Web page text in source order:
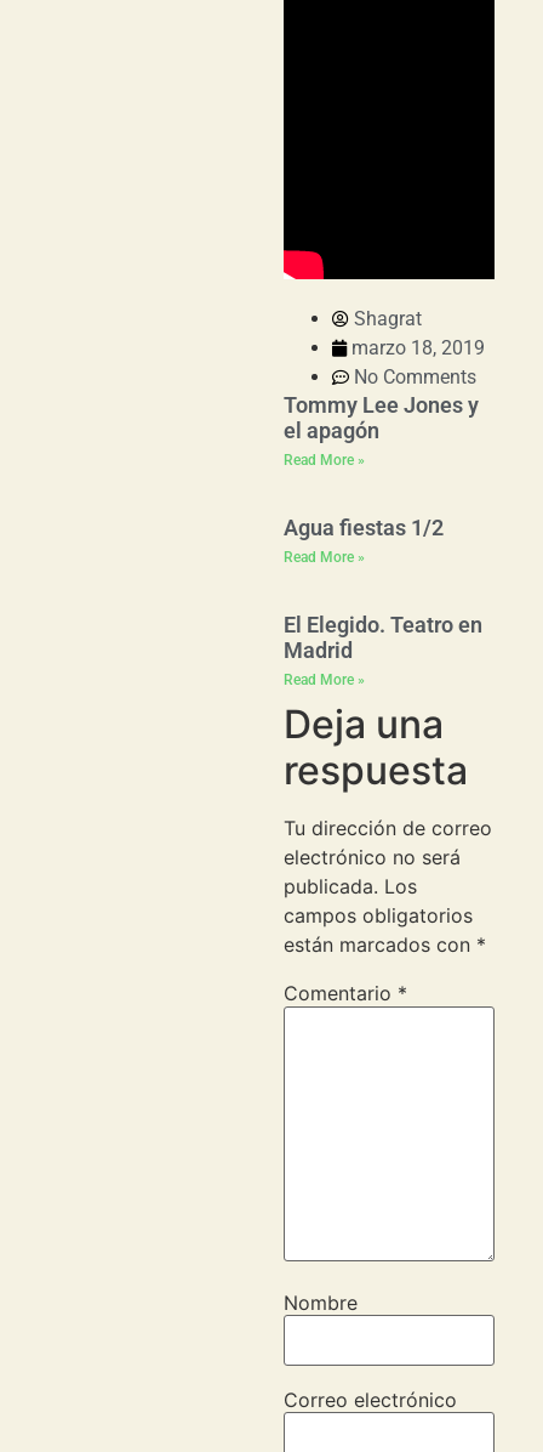
Shagrat
marzo 18, 2019
No Comments
Tommy Lee Jones y
el apagón
Read More »
Agua fiestas 1/2
Read More »
El Elegido. Teatro en
Madrid
Read More »
Deja una
respuesta
Tu dirección de correo
electrónico no será
publicada. Los
campos obligatorios
están marcados con *
Comentario *
Nombre
Correo electrónico